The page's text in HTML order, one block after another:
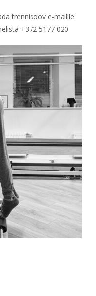
trennisoov e-mailile
+372 5177 020